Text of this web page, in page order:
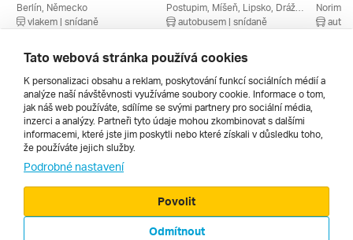
Berlín, Německo
vlakem | snídaně
8 999 Kč
autobusem | snídaně
6 649 Kč
Všechny
Cestopisy
Tato webová stránka používá cookies
K personalizaci obsahu a reklam, poskytování funkcí sociálních médií a
analýze naší návštěvnosti využíváme soubory cookie. Informace o tom,
jak náš web používáte, sdílíme se svými partnery pro sociální média,
inzerci a analýzy. Partneři tyto údaje mohou zkombinovat s dalšími
informacemi, které jste jim poskytli nebo které získali v důsledku toho,
že používáte jejich služby.
Podrobné nastavení
Odmítnout
Povolit